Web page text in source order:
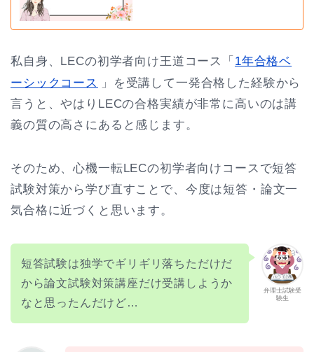
私自身、LECの初学者向け王道コース「 1年合格ベ
ーシックコース
」を受講して一発合格した経験から
言うと、やはりLECの合格実績が非常に高いのは講
義の質の高さにあると感じます。
そのため、心機一転LECの初学者向けコースで短答
試験対策から学び直すことで、今度は短答・論文一
気合格に近づくと思います。
弁理士試験受
験生
短答試験は独学でギリギリ落ちただけだ
から論文試験対策講座だけ受講しようか
なと思ったんだけど…